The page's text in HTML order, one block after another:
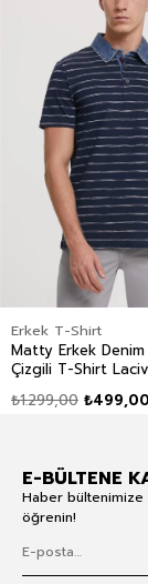
Erkek T-Shirt
Matty Erkek Denim
Çizgili T-Shirt
₺499,00
₺1.299,00
E-BÜLTENE
Haber bültenimize
öğrenin!